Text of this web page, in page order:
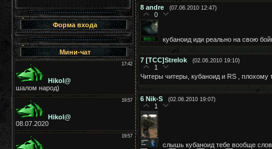
Форма входа
Мини-чат
8 andre (07.06.2010 12:47)
0
кубаноид иди реально на свою
7 [TCC]Strelok (02.06.2010 19:10)
1
Читеры читеры, кубаноид и RS ,
6 Nik-S (02.06.2010 19:07)
1
слышь кубаноид тебе вообще